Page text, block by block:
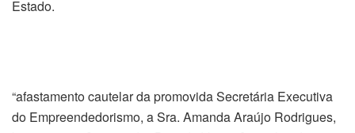
Estado.
“afastamento cautelar da promovida Secretária Executiva
do Empreendedorismo, a Sra. Amanda Araújo Rodrigues,